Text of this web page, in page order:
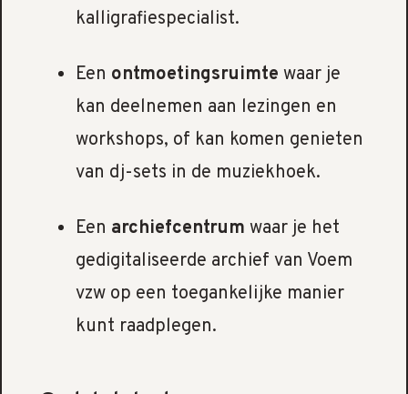
kalligrafiespecialist.
Een ontmoetingsruimte waar je
kan deelnemen aan lezingen en
workshops, of kan komen genieten
van dj-sets in de muziekhoek.
Een archiefcentrum waar je het
gedigitaliseerde archief van Voem
vzw op een toegankelijke manier
kunt raadplegen.